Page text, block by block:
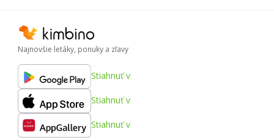
Najnovšie letáky, ponuky a zľavy
Stiahnuť v
Stiahnuť v
Stiahnuť v